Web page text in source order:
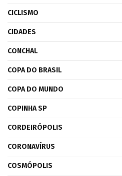
CICLISMO
CIDADES
CONCHAL
COPA DO BRASIL
COPA DO MUNDO
COPINHA SP
CORDEIRÓPOLIS
CORONAVÍRUS
COSMÓPOLIS